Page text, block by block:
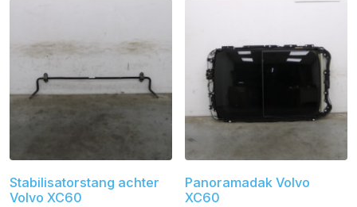
Stabilisatorstang achter
Volvo XC60
Panoramadak Volvo
XC60